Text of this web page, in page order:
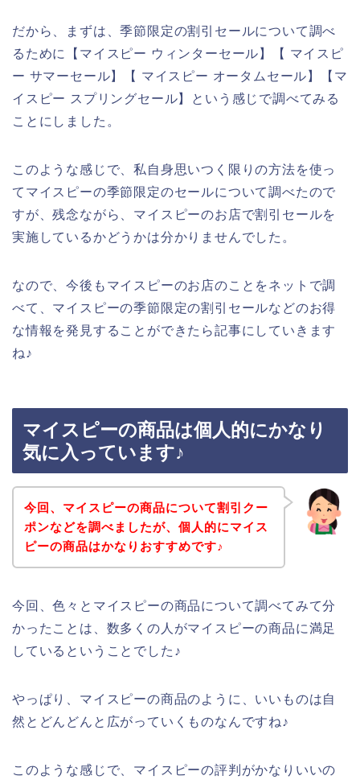
だから、まずは、季節限定の割引セールについて調べ
るために【マイスピー ウィンターセール】【 マイスピ
ー サマーセール】【 マイスピー オータムセール】【マ
イスピー スプリングセール】という感じで調べてみる
ことにしました。
このような感じで、私自身思いつく限りの方法を使っ
てマイスピーの季節限定のセールについて調べたので
すが、残念ながら、マイスピーのお店で割引セールを
実施しているかどうかは分かりませんでした。
なので、今後もマイスピーのお店のことをネットで調
べて、マイスピーの季節限定の割引セールなどのお得
な情報を発見することができたら記事にしていきます
ね♪
マイスピーの商品は個人的にかなり
気に入っています♪
今回、マイスピーの商品について割引クー
ポンなどを調べましたが、個人的にマイス
ピーの商品はかなりおすすめです♪
今回、色々とマイスピーの商品について調べてみて分
かったことは、数多くの人がマイスピーの商品に満足
しているということでした♪
やっぱり、マイスピーの商品のように、いいものは自
然とどんどんと広がっていくものなんですね♪
このような感じで、マイスピーの評判がかなりいいの